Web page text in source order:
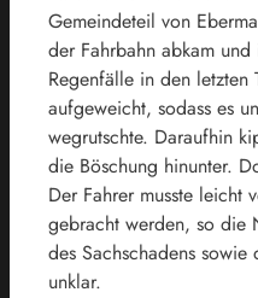
Gemeindeteil von
der Fahrbahn abkam
Regenfälle in den letzten
aufgeweicht, sodass es
wegrutschte. Daraufhin
die Böschung hinunter.
Der Fahrer musste leicht
gebracht werden, so die
des Sachschadens
unklar.